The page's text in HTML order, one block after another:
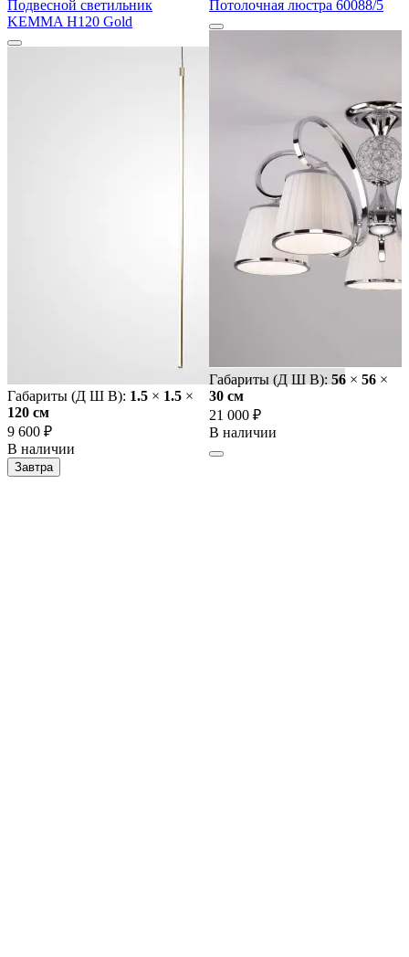
Подвесной светильник
KEMMA H120 Gold
Габариты (Д Ш В): 1.5 × 1.5 ×
120 cм
9 600 ₽
В наличии
Завтра
Потолочная люстра 60088/5
Габариты (Д Ш В): 56 × 56 ×
30 cм
21 000 ₽
В наличии